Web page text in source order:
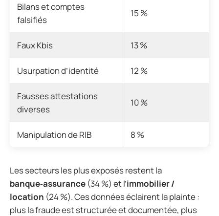
Bilans et comptes
falsifiés
15 %
Faux Kbis 13 %
Usurpation d’identité 12 %
Fausses attestations
diverses
10 %
Manipulation de RIB 8 %
Les secteurs les plus exposés restent la
banque‑assurance (34 %) et l’immobilier /
location (24 %). Ces données éclairent la plainte :
plus la fraude est structurée et documentée, plus